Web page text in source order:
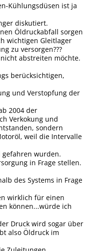
Kühlungsdüsen ist ja
diskutiert.
Öldruckabfall sorgen
wichtigen Gleitlager
zu versorgen???
abstreiten möchte.
berücksichtigen,
und Verstopfung der
2004 der
Verkokung und
sondern
weil die Intervalle
gefahren wurden.
in Frage stellen.
des Systems in Frage
wirklich für einen
können...würde ich
Druck wird sogar über
also Öldruck im